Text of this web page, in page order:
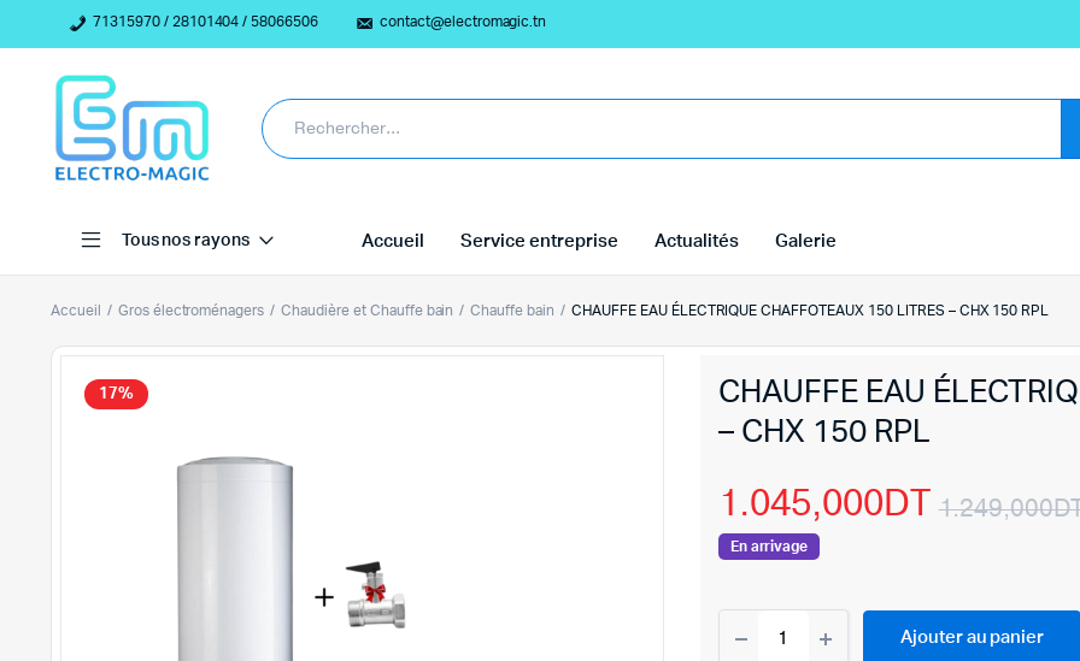
71315970 / 28101404 / 58066506 contact@electromagic.tn
Tous nos rayons Accueil Service entreprise Actualités Galerie
Accueil Gros électroménagers Chaudière et Chauffe bain Chauffe bain CHAUFFE EAU ÉLECTRIQUE CHAFFOTEAUX 150 LITRES – CHX 150 RPL
17%
CHAUFFE EAU
– CHX 150 RPL
1.249,000
1.045,000DT
En arrivage
EAU
Ajouter au panier